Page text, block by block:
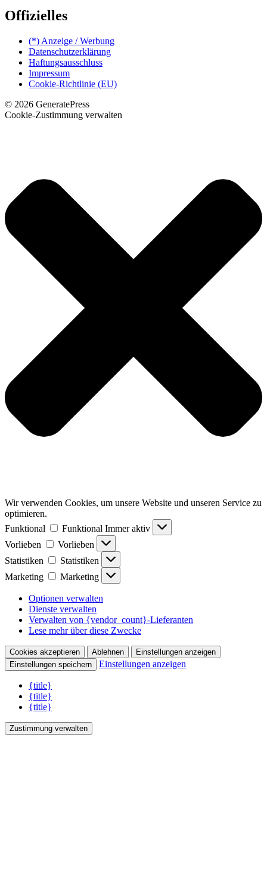
Offizielles
(*) Anzeige / Werbung
Datenschutzerklärung
Haftungsausschluss
Impressum
Cookie-Richtlinie (EU)
© 2026 GeneratePress
Cookie-Zustimmung verwalten
Wir verwenden Cookies, um unsere Website und unseren Service zu
optimieren.
Funktional
Funktional Immer aktiv
Vorlieben
Vorlieben
Statistiken
Statistiken
Marketing
Marketing
Optionen verwalten
Dienste verwalten
Verwalten von {vendor_count}-Lieferanten
Lese mehr über diese Zwecke
Cookies akzeptieren Ablehnen
Einstellungen anzeigen
Einstellungen speichern
Einstellungen anzeigen
{title}
{title}
{title}
Zustimmung verwalten